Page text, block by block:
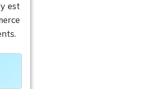
est